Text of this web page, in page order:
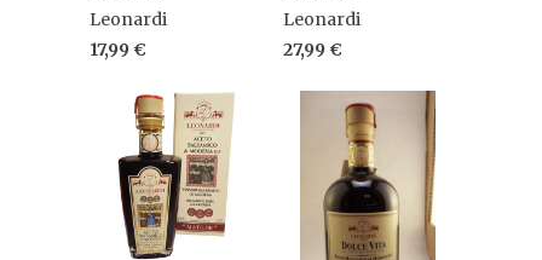
Leonardi
17,99 €
Leonardi
27,99 €